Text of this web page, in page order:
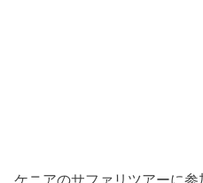
ケニアのサファリツアーに参